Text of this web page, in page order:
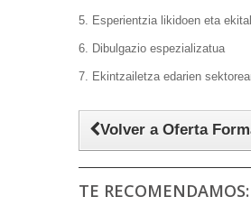
5. Esperientzia likidoen eta
6. Dibulgazio espezializatua
7. Ekintzailetza edarien
Volver a Oferta
TE RECOMENDAMOS: